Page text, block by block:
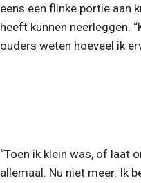
eens een flinke portie aan
heeft kunnen neerleggen.
ouders weten hoeveel ik
“Toen ik klein was, of laat
allemaal. Nu niet meer. Ik